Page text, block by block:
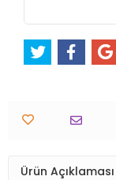
Ürün Açıklaması